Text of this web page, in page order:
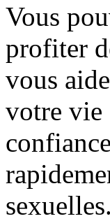
Vous
profiter
vous
votre vie
sexuelles.